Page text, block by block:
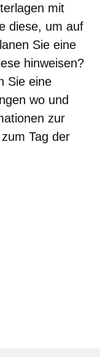
mit
diese, um auf
Sie eine
hinweisen?
Sie eine
wo und
zur
Tag der